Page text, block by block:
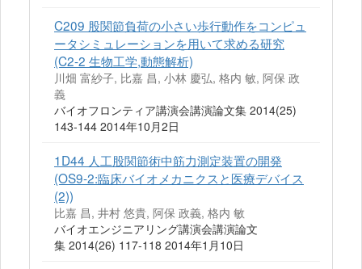
C209 股関節負荷の小さい歩行動作をコンピュ
ータシミュレーションを用いて求める研究
(C2-2 生物工学,動態解析)
川畑 富紗子, 比嘉 昌, 小林 慶弘, 格内 敏, 阿保 政
義
バイオフロンティア講演会講演論文集 2014(25)
143-144 2014年10月2日
1D44 人工股関節術中筋力測定装置の開発
(OS9-2:臨床バイオメカニクスと医療デバイス
(2))
比嘉 昌, 井村 悠貴, 阿保 政義, 格内 敏
バイオエンジニアリング講演会講演論文
集 2014(26) 117-118 2014年1月10日